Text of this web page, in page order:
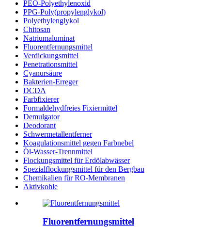
PEO-Polyethylenoxid
PPG-Poly(propylenglykol)
Polyethylenglykol
Chitosan
Natriumaluminat
Fluorentfernungsmittel
Verdickungsmittel
Penetrationsmittel
Cyanursäure
Bakterien-Erreger
DCDA
Farbfixierer
Formaldehydfreies Fixiermittel
Demulgator
Deodorant
Schwermetallentferner
Koagulationsmittel gegen Farbnebel
Öl-Wasser-Trennmittel
Flockungsmittel für Erdölabwässer
Spezialflockungsmittel für den Bergbau
Chemikalien für RO-Membranen
Aktivkohle
Fluorentfernungsmittel